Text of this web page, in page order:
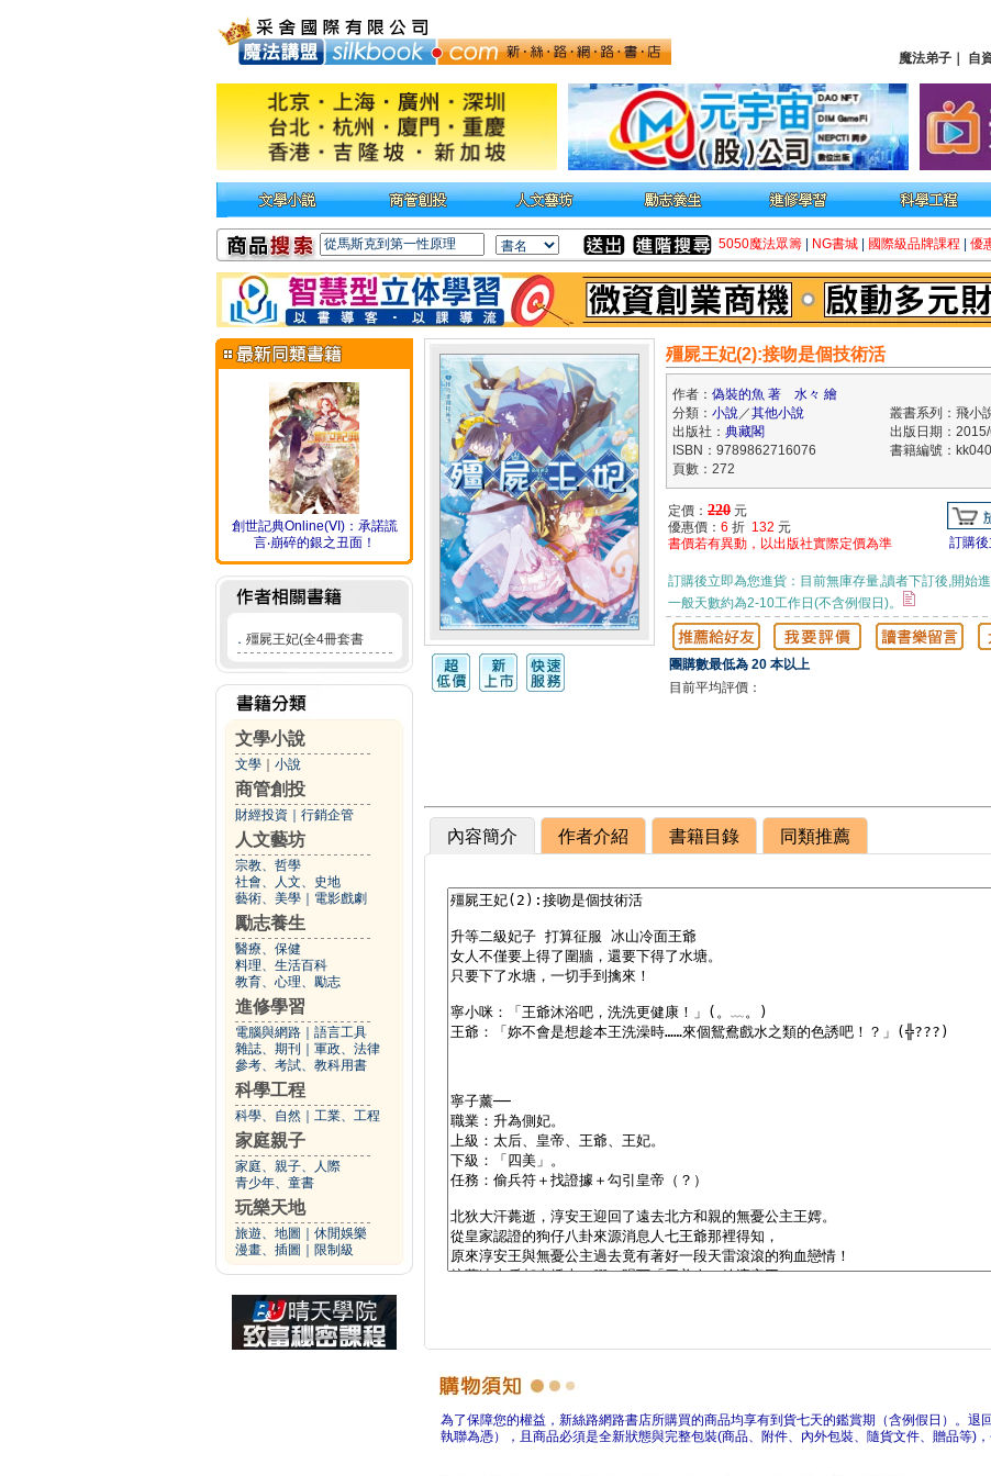
魔法弟子
自
5050魔法眾籌 NG書城 國際級品牌課程 優
創世記典Online(ⅤI)：承諾謊
言‧崩碎的銀之丑面！
． 殭屍王妃(全4冊套書
文學小說
文學 小說
商管創投
財經投資 行銷企管
人文藝坊
宗教、哲學
社會、人文、史地
藝術、美學
電影戲劇
勵志養生
醫療、保健
料理、生活百科
教育、心理、勵志
進修學習
電腦與網路
語言工具
雜誌、期刊
軍政、法律
參考、考試、教科用書
科學工程
科學、自然 工業、工程
家庭親子
家庭、親子、人際
青少年、童書
玩樂天地
旅遊、地圖
休閒娛樂
漫畫、插圖
限制級
殭屍王妃(2):接吻是個技術活
作者： 偽裝的魚 著 水々 繪
分類： 小說／其他小說
叢書系列：飛小
出版社： 典藏閣
出版日期：
ISBN：9789862716076
書籍編號：
頁數：272
定價： 220 元
優惠價： 6 折 132 元
書價若有異動，以出版社實際定價為準
訂購
訂購後立即為您進貨：目前無庫存量,讀者下訂後,開始
一般天數約為2-10工作日(不含例假日)。
團購數最低為 20 本以上
目前平均評價：
內容簡介 作者介紹 書籍目錄 同類推薦
為了保障您的權益，新絲路網路書店所購買的商品均享有到貨七天的鑑賞期（含例假日）。退
執聯為憑），且商品必須是全新狀態與完整包裝(商品、附件、內外包裝、隨貨文件、贈品等)，